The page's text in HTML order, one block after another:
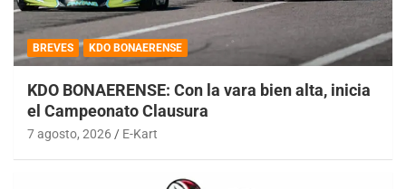
BREVES KDO BONAERENSE
KDO BONAERENSE: Con la vara bien alta, inicia
el Campeonato Clausura
7 agosto, 2026 E-Kart